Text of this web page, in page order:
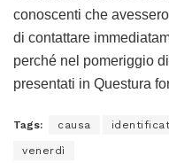
conoscenti che
di contattare
perché nel pomeriggio
presentati in Questura
Tags: causa
venerdì